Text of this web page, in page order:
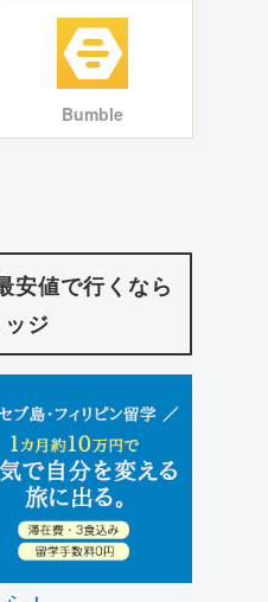
Bumble
安値で行くなら
ジ